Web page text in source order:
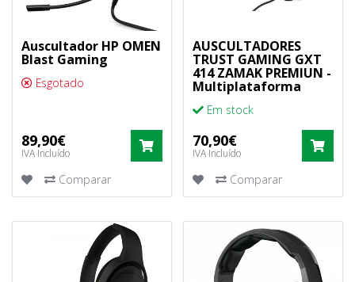
Auscultador HP OMEN
Blast Gaming
Esgotado
89,90€
IVA Incluído COMPRAR
Comparar
AUSCULTADORES
TRUST GAMING GXT
414 ZAMAK PREMIUN -
Multiplataforma
Em stock
70,90€
IVA Incluído
Comparar